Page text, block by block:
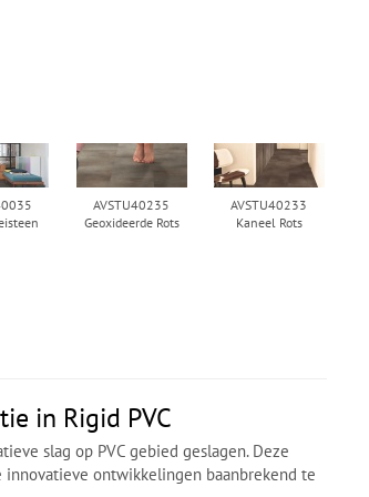
AVSTU40235
Geoxideerde Rots
AVSTU40233
Kaneel Rots
in Rigid PVC
slag op PVC gebied geslagen. Deze
ontwikkelingen baanbrekend te